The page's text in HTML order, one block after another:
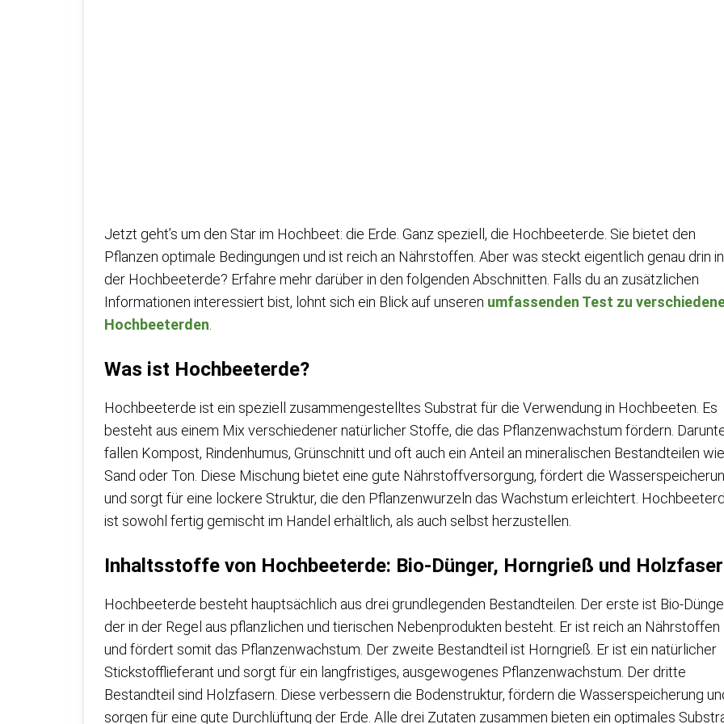
Jetzt geht’s um den Star im Hochbeet: die Erde. Ganz speziell, die Hochbeeterde. Sie bietet den
Pflanzen optimale Bedingungen und ist reich an Nährstoffen. Aber was steckt eigentlich genau drin in
der Hochbeeterde? Erfahre mehr darüber in den folgenden Abschnitten. Falls du an zusätzlichen
Informationen interessiert bist, lohnt sich ein Blick auf unseren umfassenden Test zu
Hochbeeterden
Was ist Hochbeeterde?
Hochbeeterde ist ein speziell zusammengestelltes Substrat für die Verwendung in Hochbeeten. Es
besteht aus einem Mix verschiedener natürlicher Stoffe, die das Pflanzenwachstum fördern.
fallen Kompost, Rindenhumus, Grünschnitt und oft auch ein Anteil an mineralischen Bestandteilen wie
Sand oder Ton. Diese Mischung bietet eine gute Nährstoffversorgung, fördert die
und sorgt für eine lockere Struktur, die den Pflanzenwurzeln das Wachstum erleichtert.
ist sowohl fertig gemischt im Handel erhältlich, als auch selbst herzustellen.
Inhaltsstoffe von Hochbeeterde: Bio-Dünger, Horngrieß und
Hochbeeterde besteht hauptsächlich aus drei grundlegenden Bestandteilen. Der erste ist Bio-
der in der Regel aus pflanzlichen und tierischen Nebenprodukten besteht. Er ist reich an Nährstoffen
und fördert somit das Pflanzenwachstum. Der zweite Bestandteil ist Horngrieß. Er ist ein natürlicher
Stickstofflieferant und sorgt für ein langfristiges, ausgewogenes Pflanzenwachstum. Der dritte
Bestandteil sind Holzfasern. Diese verbessern die Bodenstruktur, fördern die Wasserspeicherung
sorgen für eine gute Durchlüftung der Erde. Alle drei Zutaten zusammen bieten ein optimales